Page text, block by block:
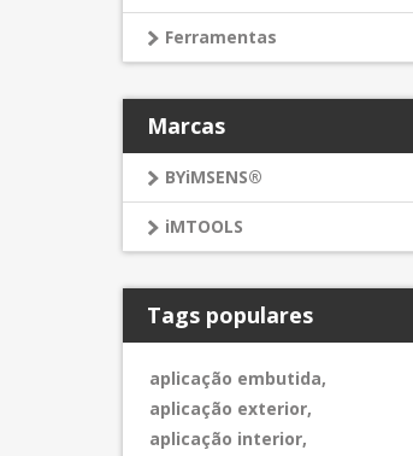
Ferramentas
Marcas
BYiMSENS®
iMTOOLS
Tags populares
aplicação embutida,
aplicação exterior,
aplicação interior,